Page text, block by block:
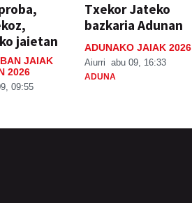
jaietan
JAIAK
2026
09:55
Txekor Jateko
bazkaria Adunan
ADUNAKO JAIAK 2026
Aiurri abu 09, 16:33
ADUNA